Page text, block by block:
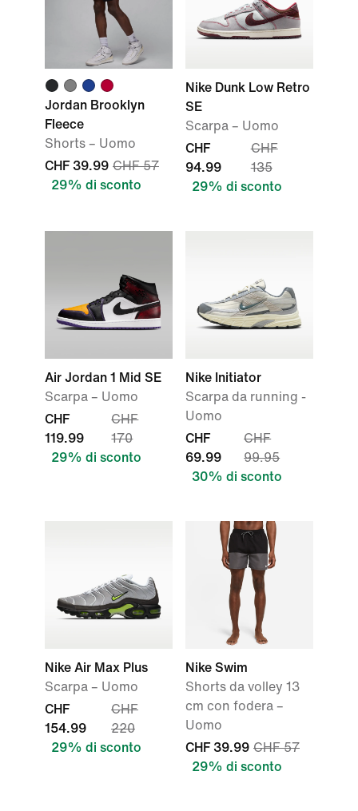
Jordan Brooklyn
Fleece
Shorts – Uomo
CHF 39.99 CHF 57
29% di sconto
Nike Dunk Low Retro
SE
Scarpa – Uomo
CHF
94.99
CHF
135
29% di sconto
Air Jordan 1 Mid SE
Scarpa – Uomo
CHF
119.99
CHF
170
29% di sconto
Nike Initiator
Scarpa da running -
Uomo
CHF
69.99
CHF
99.95
30% di sconto
Nike Air Max Plus
Scarpa – Uomo
CHF
154.99
CHF
220
29% di sconto
Nike Swim
Shorts da volley 13
cm con fodera –
Uomo
CHF 39.99 CHF 57
29% di sconto